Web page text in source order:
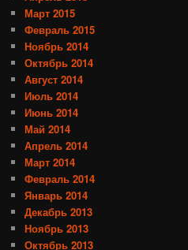
Март 2015
Февраль 2015
Ноябрь 2014
Октябрь 2014
Август 2014
Июль 2014
Июнь 2014
Май 2014
Апрель 2014
Март 2014
Февраль 2014
Январь 2014
Декабрь 2013
Ноябрь 2013
Октябрь 2013